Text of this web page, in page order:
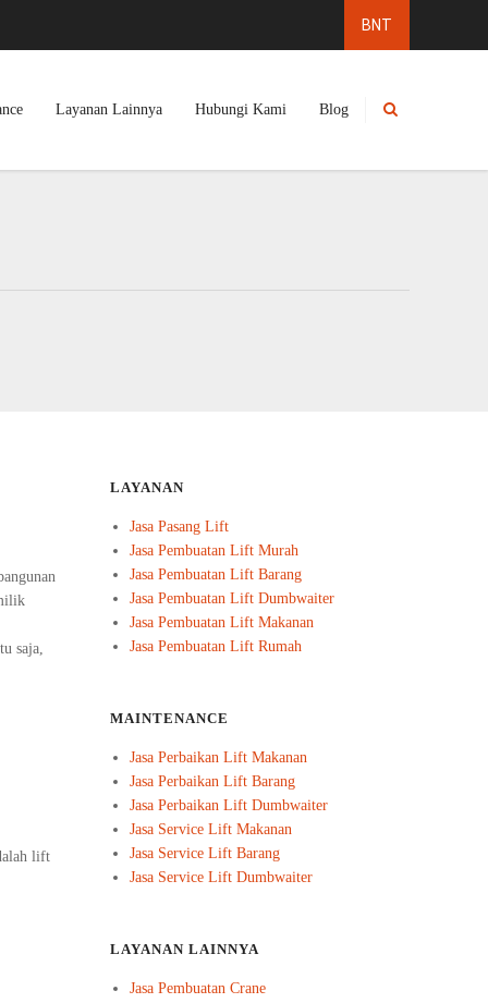
Layanan Lainnya Hubungi Kami Blog
saja,
lift
LAYANAN
Jasa Pasang Lift
Jasa Pembuatan Lift Murah
Jasa Pembuatan Lift Barang
Jasa Pembuatan Lift Dumbwaiter
Jasa Pembuatan Lift Makanan
Jasa Pembuatan Lift Rumah
MAINTENANCE
Jasa Perbaikan Lift Makanan
Jasa Perbaikan Lift Barang
Jasa Perbaikan Lift Dumbwaiter
Jasa Service Lift Makanan
Jasa Service Lift Barang
Jasa Service Lift Dumbwaiter
LAYANAN LAINNYA
Jasa Pembuatan Crane